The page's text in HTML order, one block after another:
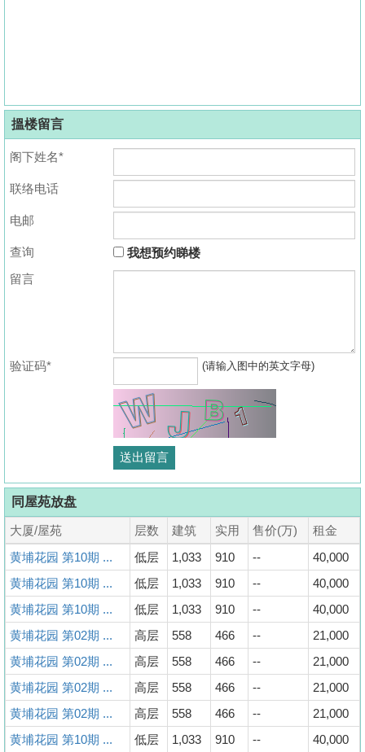
搵楼留言
阁下姓名*
联络电话
电邮
查询
我想预约睇楼
留言
验证码* (请输入图中的英文字母)
同屋苑放盘
大厦/屋苑 层数 建筑 实用 售价(万)
租金
黄埔花园 第10期 ...
低层 1,033 910 --
40,000
黄埔花园 第10期 ...
低层 1,033 910 --
40,000
黄埔花园 第10期 ...
低层 1,033 910 --
40,000
黄埔花园 第02期 ...
高层 558 466 --
21,000
黄埔花园 第02期 ...
高层 558 466 --
21,000
黄埔花园 第02期 ...
高层 558 466 --
21,000
黄埔花园 第02期 ...
高层 558 466 --
21,000
黄埔花园 第10期 ...
低层 1,033 910 -- 40,000